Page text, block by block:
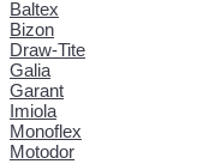
Baltex
Bizon
Draw-Tite
Galia
Garant
Imiola
Monoflex
Motodor